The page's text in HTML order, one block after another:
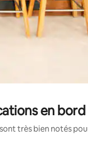
en
très bien notés